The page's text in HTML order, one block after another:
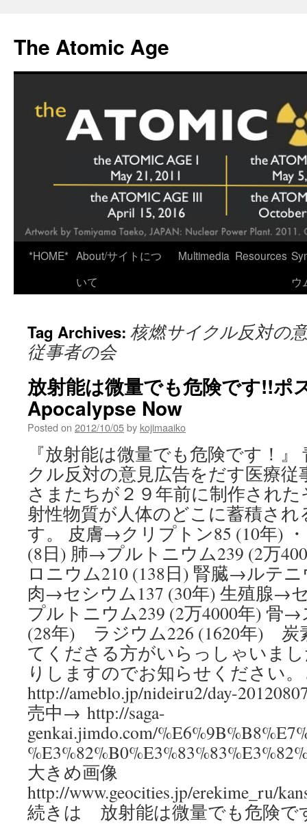
content
The Atomic Age
*HOME* About/サイトにつ
いて
Multimedia Resources
ウ
Tag Archives: 核燃サイクル反対の
従事者の会
放射能は微量でも危険です!!ポ
Apocalypse Now
Posted on 2012/10/05by kojimaaiko
『放射能は微量でも危険です！
クル反対の意見広告をだす医療従
さまたちが２９年前に制作され
射性物質が人体のどこに蓄積さ
す。 皮膚→クリプトン85 (10年)
(8日) 肺→プルトニウム239 (2万
ロニウム210 (138日) 腎臓→ルテニ
肉→セシウム137 (30年) 生殖腺→
プルトニウム239 (2万4000年) 骨
(28年) ラジウム226 (1620年) 炭
てくださる方がいらっしゃいま
りしますのでお知らせください
http://ameblo.jp/nideiru2/day-
売中→ http://saga-
genkai.jimdo.com/
大きめ画像
http://www.geocities.jp/erekime_ru/
続きは 放射能は微量でも危険で